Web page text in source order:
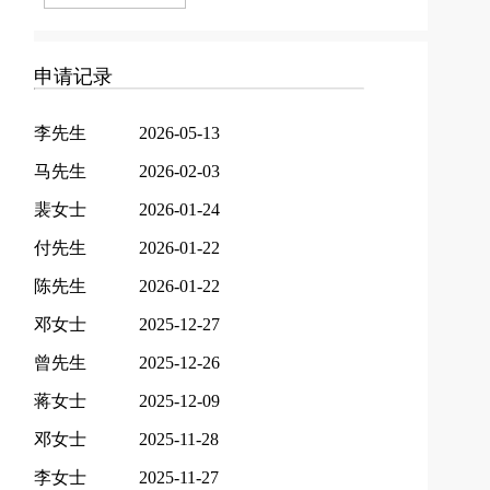
申请记录
李先生 2026-05-13
马先生 2026-02-03
裴女士 2026-01-24
付先生 2026-01-22
陈先生 2026-01-22
邓女士 2025-12-27
曾先生 2025-12-26
蒋女士 2025-12-09
邓女士 2025-11-28
李女士 2025-11-27